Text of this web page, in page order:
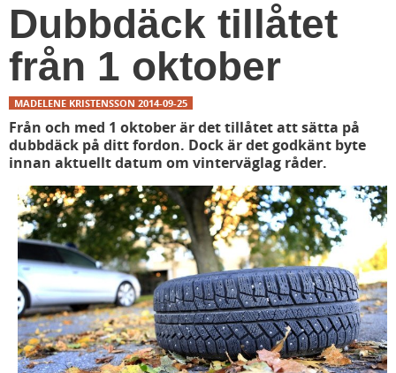
Dubbdäck tillåtet
från 1 oktober
MADELENE KRISTENSSON 2014-09-25
Från och med 1 oktober är det tillåtet att sätta på
dubbdäck på ditt fordon. Dock är det godkänt byte
innan aktuellt datum om vinterväglag råder.